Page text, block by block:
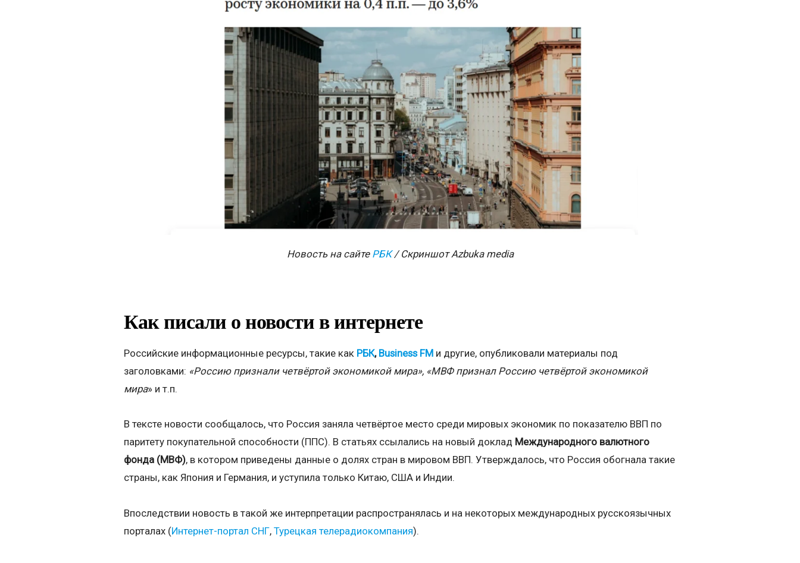
Новость на сайте РБК / Скриншот Azbuka media
Как писали о новости в интернете
Российские информационные ресурсы, такие как РБК, Business FM и другие, опубликовали материалы под
заголовками: «Россию признали четвёртой экономикой мира», «МВФ признал Россию четвёртой экономикой
мира» и т.п.
В тексте новости сообщалось, что Россия заняла четвёртое место среди мировых экономик по показателю ВВП по
паритету покупательной способности (ППС). В статьях ссылались на новый доклад Международного валютного
фонда (МВФ), в котором приведены данные о долях стран в мировом ВВП. Утверждалось, что Россия обогнала такие
страны, как Япония и Германия, и уступила только Китаю, США и Индии.
Впоследствии новость в такой же интерпретации распространялась и на некоторых международных русскоязычных
порталах (Интернет-портал СНГ, Турецкая телерадиокомпания).